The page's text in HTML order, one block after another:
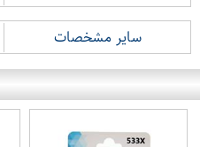
سایر مشخصات